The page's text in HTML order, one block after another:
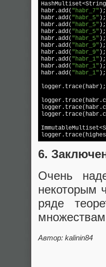
habr.add( "habr_7" );
habr.add( "habr_5" );
habr.add( "habr_5" );
habr.add( "habr_5" );
habr.add( "habr_5" );
habr.add( "habr_9" );
habr.add( "habr_9" );
habr.add( "habr_1" );
habr.add( "habr_1" );
habr.add( "habr_1" );
6.
Очень
некоторым
ряде
Автор: kalinin84